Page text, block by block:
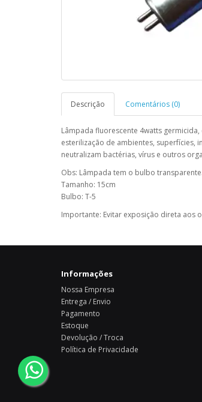
Descrição Comentários (0)
Lâmpada fluorescente 4watts
esterilização de ambientes, superfícies,
neutralizam bactérias, vírus e outros
Obs: Lâmpada tem o bulbo transparente.
Tamanho: 15cm
Bulbo: T-5
Importante: Evitar exposição direta aos
Informações
Nossa Empresa
Entrega / Envio
Pagamento
Estoque
Devolução / Troca
Política de Privacidade